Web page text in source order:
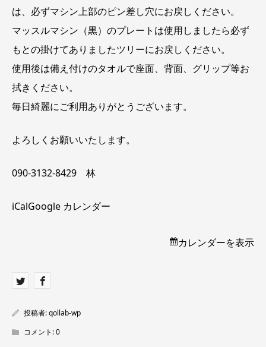
は、必ずマシン上部のピン差し穴にお戻しください。
マッスルマシン（黒）のプレートは使用しましたら必ず
もとの掛けてありましたツリーにお戻しください。
使用後は備え付けのタオルで座面、背面、グリップ等お
拭きください。
毎日綺麗にご利用ありがとうございます。
よろしくお願いいたします。
090-3132-8429 林
iCalGoogle カレンダー
カレンダーを表示
投稿者:qollab-wp
コメント:0